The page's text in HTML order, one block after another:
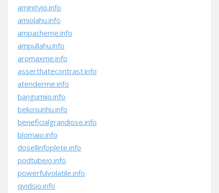
aminityio.info
amiolahu.info
ampacheme.info
ampullahu.info
aromaxme.info
asserthatecontrast.info
atenderme.info
bangumiio.info
bekosunhu.info
beneficialgrandiose.info
blomaio.info
dosellinfoplete.info
podtubeio.info
powerfulvolatile.info
qvidsio.info